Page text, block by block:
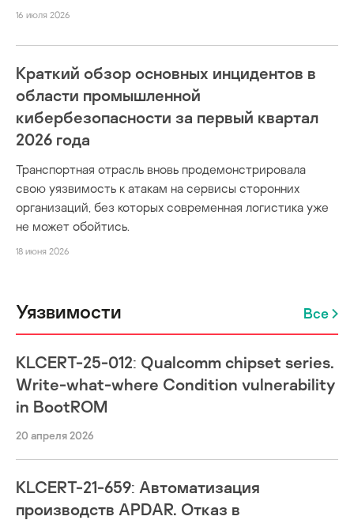
16 июля 2026
Краткий обзор основных инцидентов в
области промышленной
кибербезопасности за первый квартал
2026 года
Транспортная отрасль вновь продемонстрировала
свою уязвимость к атакам на сервисы сторонних
организаций, без которых современная логистика уже
не может обойтись.
18 июня 2026
Уязвимости Все
KLCERT-25-012: Qualcomm chipset series.
Write-what-where Condition vulnerability
in BootROM
20 апреля 2026
KLCERT-21-659: Автоматизация
производств APDAR. Отказ в